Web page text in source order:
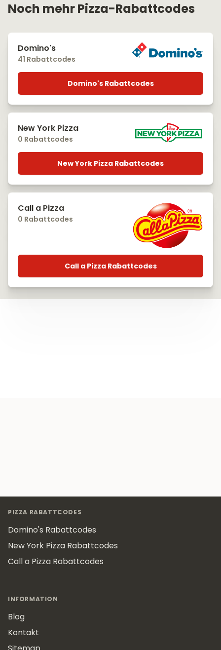
Noch mehr Pizza-Rabattcodes
Domino's
41 Rabattcodes
Domino's Rabattcodes
New York Pizza
0 Rabattcodes
New York Pizza Rabattcodes
Call a Pizza
0 Rabattcodes
Call a Pizza Rabattcodes
PIZZA RABATTCODES
Domino's Rabattcodes
New York Pizza Rabattcodes
Call a Pizza Rabattcodes
INFORMATION
Blog
Kontakt